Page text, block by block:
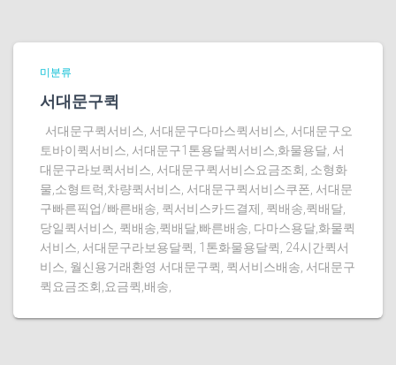
미분류
서대문구퀵
서대문구퀵서비스, 서대문구다마스퀵서비스, 서대문구오
토바이퀵서비스, 서대문구1톤용달퀵서비스,화물용달, 서
대문구라보퀵서비스, 서대문구퀵서비스요금조회, 소형화
물,소형트럭,차량퀵서비스, 서대문구퀵서비스쿠폰, 서대문
구빠른픽업/빠른배송, 퀵서비스카드결제, 퀵배송,퀵배달,
당일퀵서비스, 퀵배송,퀵배달,빠른배송, 다마스용달,화물퀵
서비스, 서대문구라보용달퀵, 1톤화물용달퀵, 24시간퀵서
비스, 월신용거래환영 서대문구퀵, 퀵서비스배송, 서대문구
퀵요금조회,요금퀵,배송,